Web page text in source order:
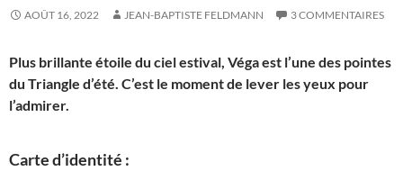
AOÛT 16, 2022 JEAN-BAPTISTE FELDMANN 3 COMMENTAIRES
Plus brillante étoile du ciel estival, Véga est l’une des pointes
du Triangle d’été. C’est le moment de lever les yeux pour
l’admirer.
Carte d’identité :